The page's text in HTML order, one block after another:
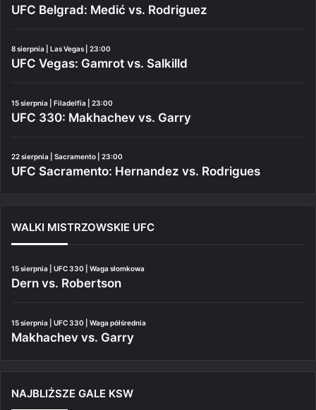
UFC Belgrad: Medić vs. Rodriguez
8 sierpnia | Las Vegas | 23:00
UFC Vegas: Gamrot vs. Salkilld
15 sierpnia | Filadelfia | 23:00
UFC 330: Makhachev vs. Garry
22 sierpnia | Sacramento | 23:00
UFC Sacramento: Hernandez vs. Rodrigues
WALKI MISTRZOWSKIE UFC
15 sierpnia | UFC 330 | Waga słomkowa
Dern vs. Robertson
15 sierpnia | UFC 330 | Waga półśrednia
Makhachev vs. Garry
NAJBLIŻSZE GALE KSW